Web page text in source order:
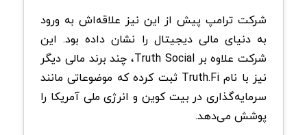
شرکت ترامپ پیش از این نیز علاقه‌اش به ورود
به دنیای مالی دیجیتال را نشان داده بود. این
شرکت علاوه بر Truth Social، چند برند مالی دیگر
نیز با نام Truth.Fi ثبت کرده که موضوعاتی مانند
سرمایه‌گذاری در بیت‌ کوین و انرژی ملی آمریکا را
پوشش می‌دهد.